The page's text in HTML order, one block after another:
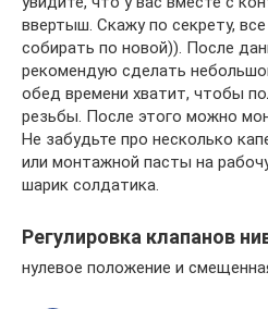
ввертыш. Скажу по секрету,
собирать по новой)). После
рекомендую сделать
обед времени хватит, чтобы
резьбы. После этого можно
Не забудьте про несколько
или монтажной пасты на
шарик солдатика.
Регулировка клапанов
нулевое положение и